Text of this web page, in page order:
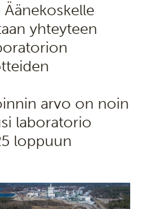
yhteyteen
arvo on noin
laboratorio
loppuun